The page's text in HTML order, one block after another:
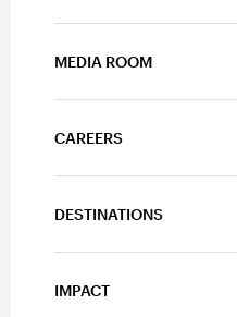
MEDIA ROOM
CAREERS
DESTINATIONS
IMPACT